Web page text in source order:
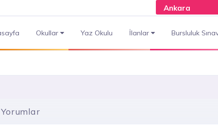
Okullar Yaz Okulu İlanlar Bursluluk
Yorumlar